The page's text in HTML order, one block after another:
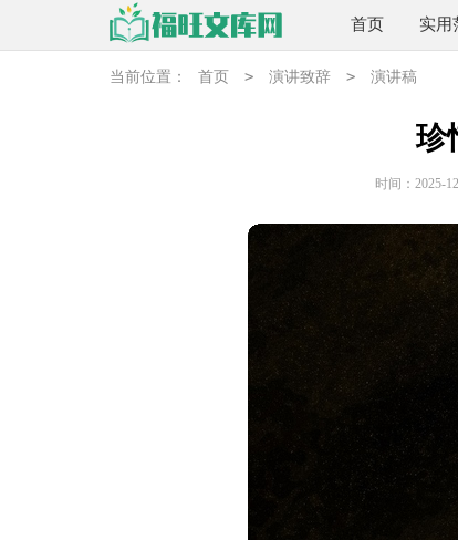
首页 实用
当前位置： 首页 > 演讲致辞 > 演讲稿
珍
时间：2025-